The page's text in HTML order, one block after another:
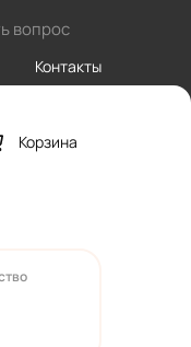
вопрос
Контакты
Корзина